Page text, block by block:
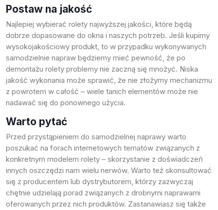
Postaw na jakość
Najlepiej wybierać rolety najwyższej jakości, które będą
dobrze dopasowane do okna i naszych potrzeb. Jeśli kupimy
wysokojakościowy produkt, to w przypadku wykonywanych
samodzielnie napraw będziemy mieć pewność, że po
demontażu rolety problemy nie zaczną się mnożyć. Niska
jakość wykonania może sprawić, że nie złożymy mechanizmu
z powrotem w całość – wiele tanich elementów może nie
nadawać się do ponownego użycia.
Warto pytać
Przed przystąpieniem do samodzielnej naprawy warto
poszukać na forach internetowych tematów związanych z
konkretnym modelem rolety – skorzystanie z doświadczeń
innych oszczędzi nam wielu nerwów. Warto też skonsultować
się z producentem lub dystrybutorem, którzy zazwyczaj
chętnie udzielają porad związanych z drobnymi naprawami
oferowanych przez nich produktów. Zastanawiasz się także